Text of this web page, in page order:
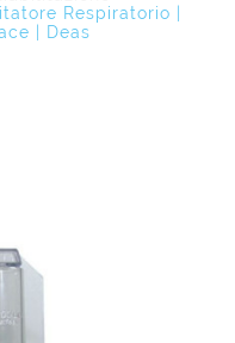
Respiratorio |
| Deas